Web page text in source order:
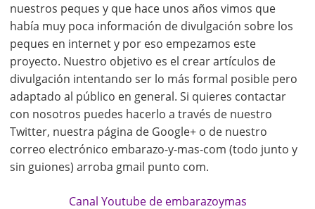
nuestros peques y que hace unos años vimos que
había muy poca información de divulgación sobre los
peques en internet y por eso empezamos este
proyecto. Nuestro objetivo es el crear artículos de
divulgación intentando ser lo más formal posible pero
adaptado al público en general. Si quieres contactar
con nosotros puedes hacerlo a través de nuestro
Twitter, nuestra página de Google+ o de nuestro
correo electrónico embarazo-y-mas-com (todo junto y
sin guiones) arroba gmail punto com.
Canal Youtube de embarazoymas